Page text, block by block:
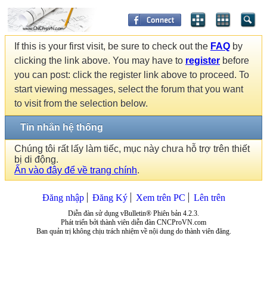
If this is your first visit, be sure to check out the FAQ by
clicking the link above. You may have to register before
you can post: click the register link above to proceed. To
start viewing messages, select the forum that you want
to visit from the selection below.
Tin nhắn hệ thống
Chúng tôi rất lấy làm tiếc, mục này chưa hỗ trợ trên thiết
bị di động.
Ấn vào đây để về trang chính.
Đăng nhập Đăng Ký Xem trên PC Lên trên
Diễn đàn sử dụng vBulletin® Phiên bản 4.2.3.
Phát triển bởi thành viên diễn đàn CNCProVN.com
Ban quản trị không chịu trách nhiệm về nội dung do thành viên đăng.